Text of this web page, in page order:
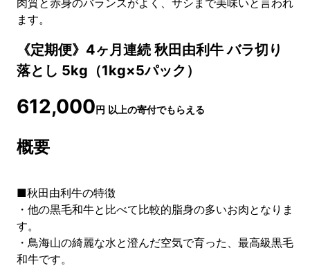
肉質と赤身のバランスがよく、サシまで美味いと言われ
ます。
《定期便》4ヶ月連続 秋田由利牛 バラ切り
落とし 5kg（1kg×5パック）
612,000円 以上の寄付でもらえる
概要
■秋田由利牛の特徴
・他の黒毛和牛と比べて比較的脂身の多いお肉となりま
す。
・鳥海山の綺麗な水と澄んだ空気で育った、最高級黒毛
和牛です。